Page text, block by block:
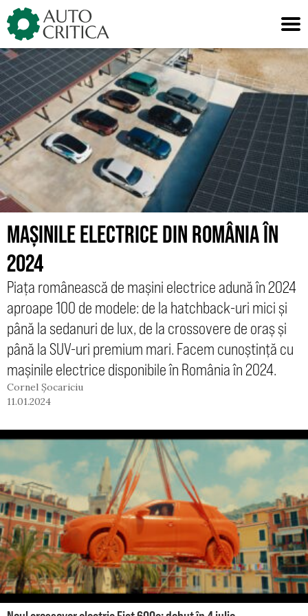
Skip
to
content
MAȘINILE ELECTRICE DIN ROMÂNIA ÎN
2024
Piața românească de mașini electrice adună în 2024
aproape 100 de modele: de la hatchback-uri mici și
până la sedanuri de lux, de la crossovere de oraș și
până la SUV-uri premium mari. Facem cunoștință cu
mașinile electrice disponibile în România în 2024.
Cornel Șocariciu
11.01.2024